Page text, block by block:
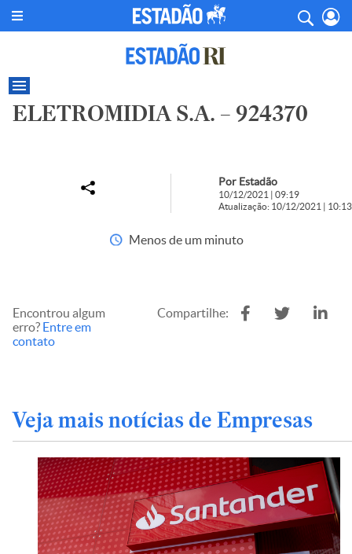
ELETROMIDIA S.A. – 924370
Por Estadão
10/12/2021 | 09:19
Atualização: 10/12/2021 | 10:13
Menos de um minuto
Encontrou algum
erro? Entre em
contato
Compartilhe:
Veja mais notícias de Empresas